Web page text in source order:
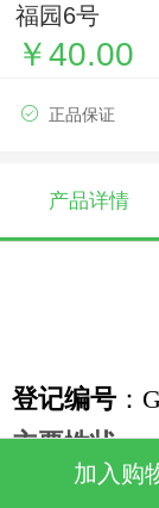
福园6号
￥40.00
正品保证
产品详情
登记编号：
主要性状:
中早熟品
加入购